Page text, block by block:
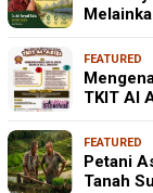
FEATURED
TKIT Al
FEATURED
Petani
Tanah